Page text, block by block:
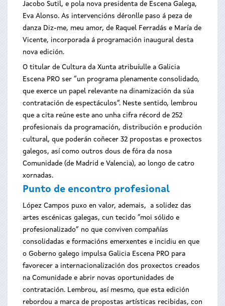
Jacobo Sutil, e pola nova presidenta de Escena Galega,
Eva Alonso. As intervencións déronlle paso á peza de
danza Diz-me, meu amor, de Raquel Ferradás e María de
Vicente, incorporada á programación inaugural desta
nova edición.
O titular de Cultura da Xunta atribuíulle a Galicia
Escena PRO ser “un programa plenamente consolidado,
que exerce un papel relevante na dinamización da súa
contratación de espectáculos”. Neste sentido, lembrou
que a cita reúne este ano unha cifra récord de 252
profesionais da programación, distribución e produción
cultural, que poderán coñecer 32 propostas e proxectos
galegos, así como outros dous de fóra da nosa
Comunidade (de Madrid e Valencia), ao longo de catro
xornadas.
Punto de encontro profesional
López Campos puxo en valor, ademais, a solidez das
artes escénicas galegas, cun tecido “moi sólido e
profesionalizado” no que conviven compañías
consolidadas e formacións emerxentes e incidiu en que
o Goberno galego impulsa Galicia Escena PRO para
favorecer a internacionalización dos proxectos creados
na Comunidade e abrir novas oportunidades de
contratación. Lembrou, así mesmo, que esta edición
rebordou a marca de propostas artísticas recibidas, con